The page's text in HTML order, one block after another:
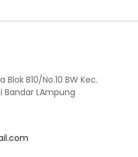
B10/No.10 BW Kec.
Bandar LAmpung